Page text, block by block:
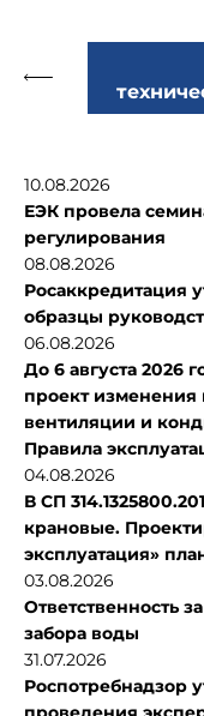
10.08.2026
ЕЭК провела
регулирования
08.08.2026
Росаккредитация
образцы
06.08.2026
До 6 августа 2026
проект изменения
вентиляции и
Правила
04.08.2026
В СП
крановые.
эксплуатация»
03.08.2026
Ответственность
забора воды
31.07.2026
Роспотребнадзор